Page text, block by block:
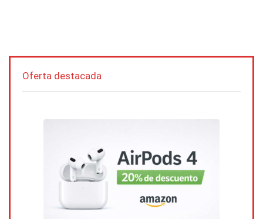
Oferta destacada